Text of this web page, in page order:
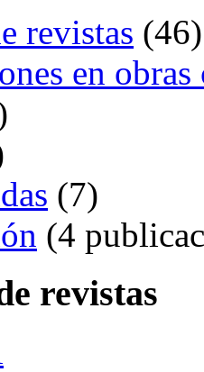
revistas (46)
en
(7)
(4
revistas